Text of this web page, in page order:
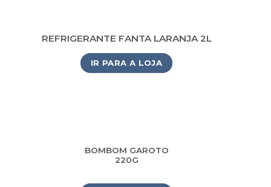
REFRIGERANTE FANTA LARANJA 2L
IR PARA A LOJA
BOMBOM GAROTO
220G